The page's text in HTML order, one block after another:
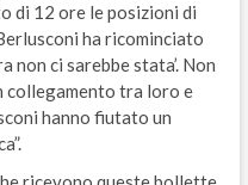
di 12 ore le posizioni di
ha ricominciato
non ci sarebbe stata’. Non
collegamento tra loro e
hanno fiutato un